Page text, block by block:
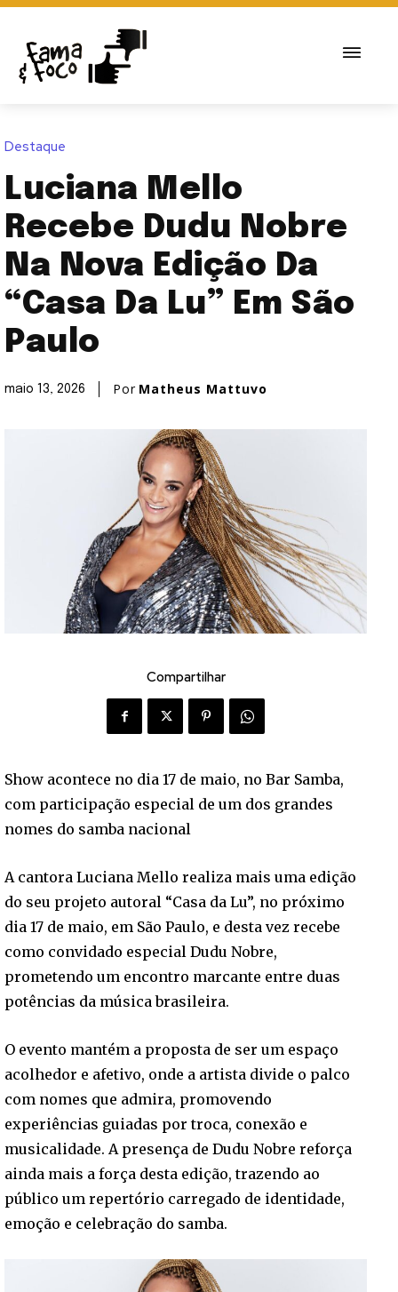
Destaque
Luciana Mello
Recebe Dudu Nobre
Na Nova Edição Da
“Casa Da Lu” Em São
Paulo
maio 13, 2026 Por Matheus Mattuvo
Compartilhar
Show acontece no dia 17 de maio, no Bar Samba,
com participação especial de um dos grandes
nomes do samba nacional
A cantora Luciana Mello realiza mais uma edição
do seu projeto autoral “Casa da Lu”, no próximo
dia 17 de maio, em São Paulo, e desta vez recebe
como convidado especial Dudu Nobre,
prometendo um encontro marcante entre duas
potências da música brasileira.
O evento mantém a proposta de ser um espaço
acolhedor e afetivo, onde a artista divide o palco
com nomes que admira, promovendo
experiências guiadas por troca, conexão e
musicalidade. A presença de Dudu Nobre reforça
ainda mais a força desta edição, trazendo ao
público um repertório carregado de identidade,
emoção e celebração do samba.